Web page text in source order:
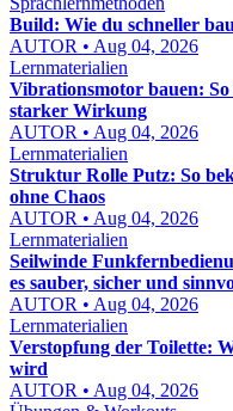
Build: Wie du schneller
AUTOR • Aug 04, 2026
Lernmaterialien
Vibrationsmotor bauen:
starker Wirkung
AUTOR • Aug 04, 2026
Lernmaterialien
Struktur Rolle Putz: So
ohne Chaos
AUTOR • Aug 04, 2026
Lernmaterialien
Seilwinde
es sauber, sicher und
AUTOR • Aug 04, 2026
Lernmaterialien
Verstopfung der Toilette:
wird
AUTOR • Aug 04, 2026